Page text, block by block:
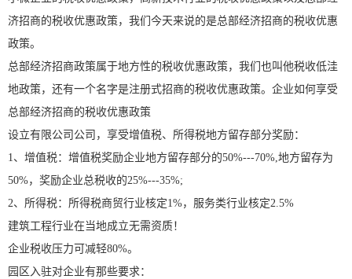
济招商的税收优惠政策，我们今天来说的是总部经济招商的税收优惠
政策。
总部经济招商政策属于地方性的税收优惠政策，我们也叫他税收低洼
地政策，还有一个名字是注册式招商的税收优惠政策。企业如何享受
总部经济招商的税收优惠政策
设立有限公司公司，享受增值税、所得税地方留存部分奖励：
1、增值税：增值税奖励企业地方留存部分的50%---70%,地方留存为
50%，奖励企业总税收的25%---35%;
2、所得税：所得税商贸行业核定1%，服务类行业核定2.5%
建筑工程行业在当地成立无需资质！
企业税收压力可减轻80%。
园区入驻对企业有那些要求：